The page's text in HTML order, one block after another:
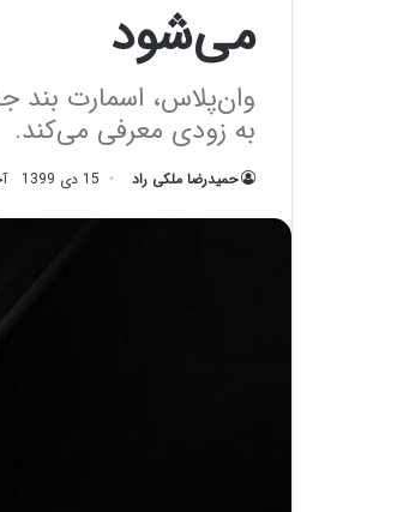
می‌شود
به زودی معرفی می‌کند.
حمیدرضا ملکی راد 15 دی 1399